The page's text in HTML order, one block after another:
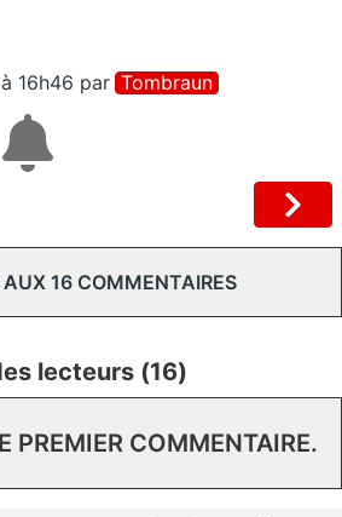
16h46 par Tombraun
16 COMMENTAIRES
lecteurs (16)
PREMIER COMMENTAIRE.